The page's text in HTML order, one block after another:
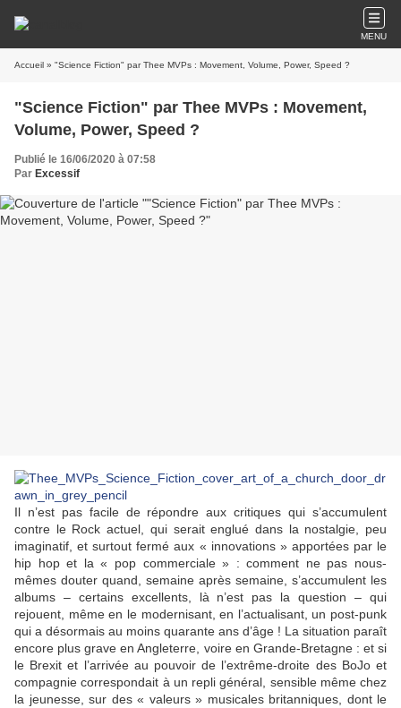
MENU
Accueil » "Science Fiction" par Thee MVPs : Movement, Volume, Power, Speed ?
"Science Fiction" par Thee MVPs : Movement,
Volume, Power, Speed ?
Publié le 16/06/2020 à 07:58
Par Excessif
Il n’est pas facile de répondre aux critiques qui s’accumulent
contre le Rock actuel, qui serait englué dans la nostalgie, peu
imaginatif, et surtout fermé aux « innovations » apportées par le
hip hop et la « pop commerciale » : comment ne pas nous-
mêmes douter quand, semaine après semaine, s’accumulent les
albums – certains excellents, là n’est pas la question – qui
rejouent, même en le modernisant, en l’actualisant, un post-punk
qui a désormais au moins quarante ans d’âge ! La situation paraît
encore plus grave en Angleterre, voire en Grande-Bretagne : et si
le Brexit et l’arrivée au pouvoir de l’extrême-droite des BoJo et
compagnie correspondait à un repli général, sensible même chez
la jeunesse, sur des « valeurs » musicales britanniques, dont le